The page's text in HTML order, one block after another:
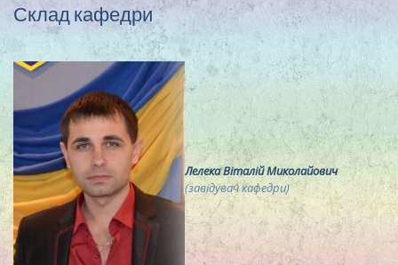
Склад кафедри
Лелека Віталій Миколайович
(завідувач кафедри)